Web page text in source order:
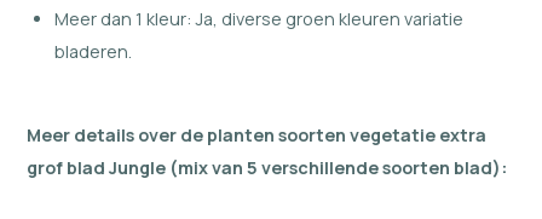
Meer dan 1 kleur: Ja, diverse groen kleuren variatie
bladeren.
Meer details over de planten soorten vegetatie extra
grof blad Jungle (mix van 5 verschillende soorten blad):